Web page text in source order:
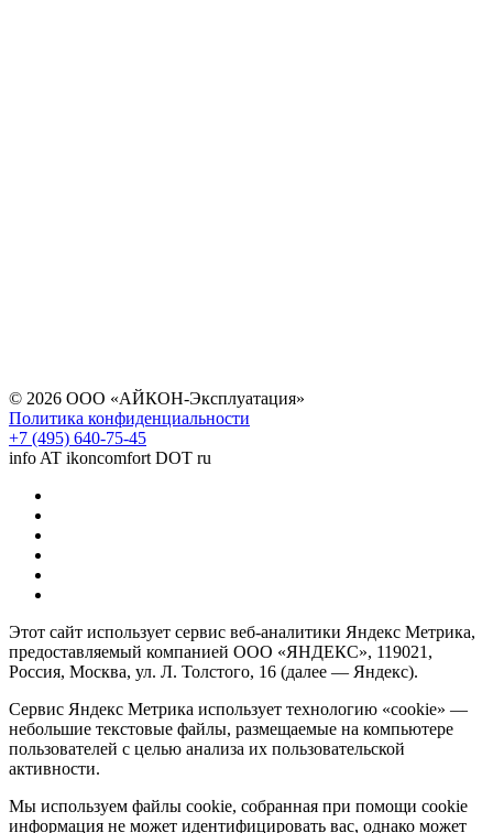
© 2026 ООО «АЙКОН-Эксплуатация»
Политика конфиденциальности
+7 (495) 640-75-45
info AT ikoncomfort DOT ru
Этот сайт использует сервис веб-аналитики Яндекс Метрика,
предоставляемый компанией ООО «ЯНДЕКС», 119021,
Россия, Москва, ул. Л. Толстого, 16 (далее — Яндекс).
Сервис Яндекс Метрика использует технологию «cookie» —
небольшие текстовые файлы, размещаемые на компьютере
пользователей с целью анализа их пользовательской
активности.
Мы используем файлы cookie, собранная при помощи cookie
информация не может идентифицировать вас, однако может